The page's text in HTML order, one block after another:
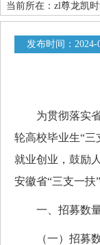
当前所在： zl尊龙凯时
发布时间：2024-
为贯彻落实省
轮高校毕业生“三
就业创业，鼓励
安徽省“三支一扶
一、招募数量
（一）招募